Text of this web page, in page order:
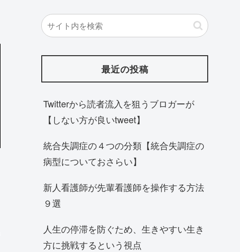
最近の投稿
Twitterから読者流入を狙うブロガーが
【しない方が良いtweet】
統合失調症の４つの分類【統合失調症の
病型についておさらい】
新人看護師が先輩看護師を操作する方法
９選
人生の停滞を防ぐため、生きやすい生き
方に挑戦するという視点